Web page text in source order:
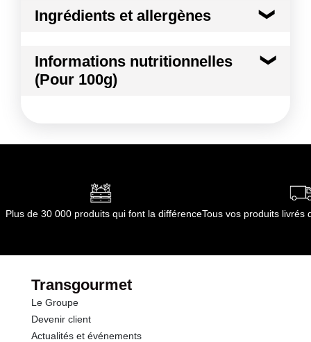
Ingrédients et allergènes
Pomme
Conformément aux informations transmises
Informations nutritionnelles
(Pour 100g)
Kilojoules 226 kj
dont Acides gras saturés 0.01 g
dont Sucres
Fibres
Plus de 30 000 produits qui font la différenceTous vos produits livrés
Transgourmet
Le Groupe
Devenir client
Actualités et événements